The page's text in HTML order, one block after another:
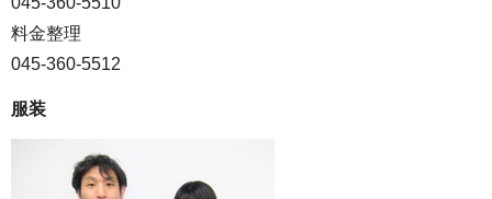
料金整理
045-360-5512
服装